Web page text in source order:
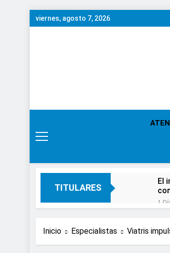
Saltar
al
viernes, agosto 7, 2026
TITULARES
El
1
en
Inicio Especialistas Viatris